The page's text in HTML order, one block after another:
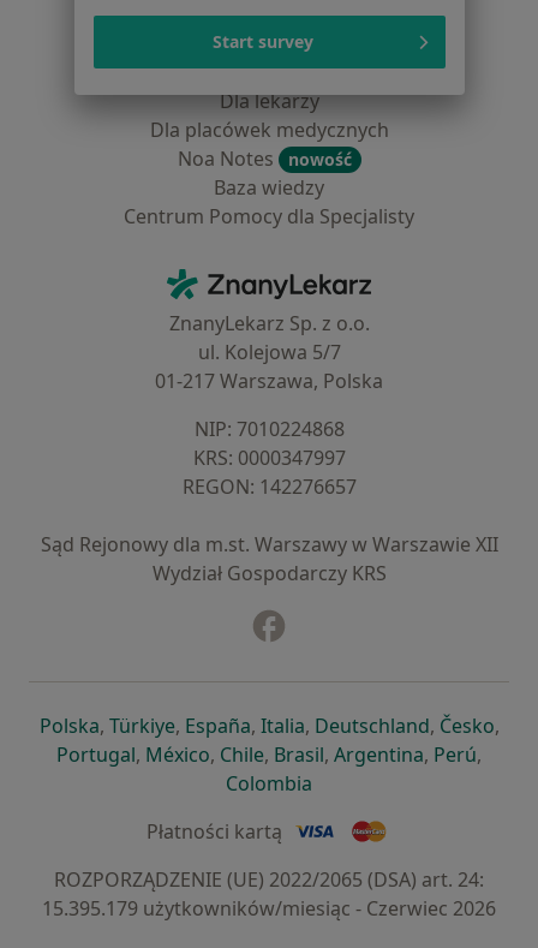
Cennik
Dla lekarzy
Dla placówek medycznych
Noa Notes
nowość
Baza wiedzy
Centrum Pomocy dla Specjalisty
ZnanyLekarz - Strona główna
ZnanyLekarz Sp. z o.o.
ul. Kolejowa 5/7
01-217 Warszawa, Polska
NIP: ⁠7010224868
KRS: ⁠0000347997
REGON: ⁠142276657
Sąd Rejonowy dla m.st. Warszawy w Warszawie XII
Wydział Gospodarczy KRS
Polskaotwiera się w nowej karcie
, Türkiyeotwiera się w nowej karcie
, Españaotwiera się w nowej karcie
, Italiaotwiera się w nowej
, Deutschlandotwiera się
, Česko,
Portugalotwiera się w nowej karcie
, Méxicootwiera się w nowej karcie
, Chileotwiera się w nowej karcie
, Brasilotwiera się w nowej
, Argentinaotwiera się
, Perú,
Colombia
Płatności kartą
ROZPORZĄDZENIE (UE) 2022/2065 (DSA) art. 24:
15.395.179 użytkowników/miesiąc - Czerwiec 2026
Start survey